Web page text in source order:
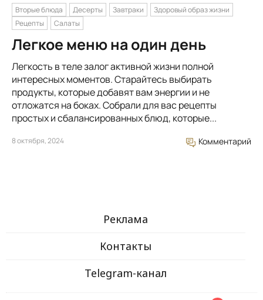
Вторые блюда Десерты Завтраки
Здоровый образ жизни
Рецепты
Салаты
Легкое меню на один день
Легкость в теле залог активной жизни полной
интересных моментов. Старайтесь выбирать
продукты, которые добавят вам энергии и не
отложатся на боках. Собрали для вас рецепты
простых и сбалансированных блюд, которые...
8 октября, 2024 Комментарий
Реклама
Контакты
Telegram-канал